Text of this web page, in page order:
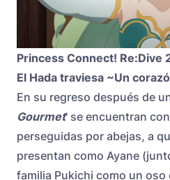
Princess Connect! Re:Dive
El Hada traviesa ~Un
En su regreso después de
Gourmet' se encuentran
perseguidas por abejas, a
presentan como Ayane
familia Pukichi como un oso